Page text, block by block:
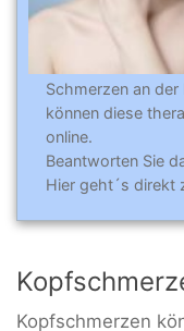
Schmerzen an der
können diese
online.
Beantworten Sie
Hier geht´s direkt
Kopfschmerzen